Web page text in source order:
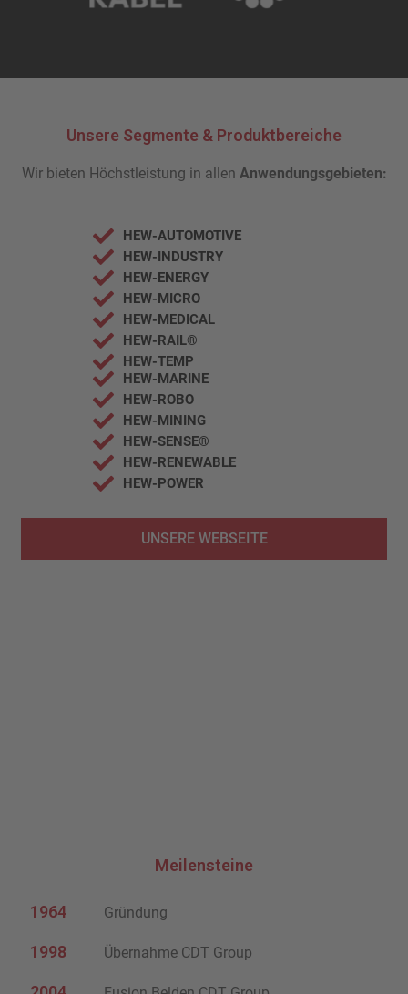
Unsere Segmente & Produktbereiche
Wir bieten Höchstleistung in allen Anwendungsgebieten:
HEW-AUTOMOTIVE
HEW-INDUSTRY
HEW-ENERGY
HEW-MICRO
HEW-MEDICAL
HEW-RAIL®
HEW-TEMP
HEW-MARINE
HEW-ROBO
HEW-MINING
HEW-SENSE®
HEW-RENEWABLE
HEW-POWER
UNSERE WEBSEITE
Meilensteine
1964 Gründung
1998 Übernahme CDT Group